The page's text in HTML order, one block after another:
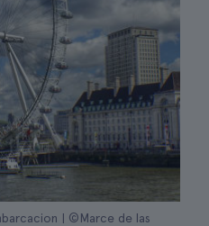
| ©Marce de las